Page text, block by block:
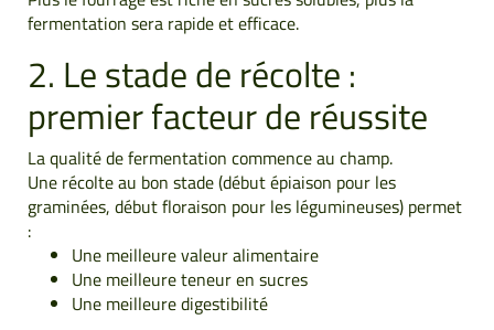
fermentation sera rapide et efficace.
2. Le stade de récolte :
premier facteur de réussite
La qualité de fermentation commence au champ.
Une récolte au bon stade (début épiaison pour les
graminées, début floraison pour les légumineuses) permet
:
Une meilleure valeur alimentaire
Une meilleure teneur en sucres
Une meilleure digestibilité